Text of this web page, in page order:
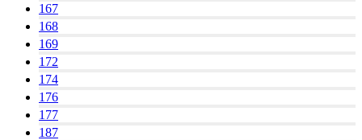
167
168
169
172
174
176
177
187